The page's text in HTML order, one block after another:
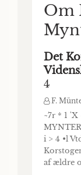
Om
Det
4
F.
~7r * 1
i > 4 •l
af ældre